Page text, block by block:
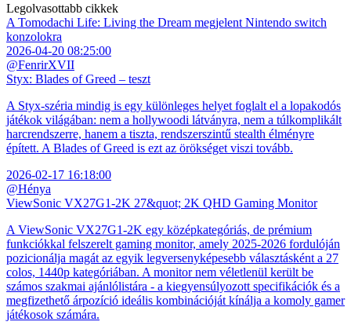
Legolvasottabb cikkek
A Tomodachi Life: Living the Dream megjelent Nintendo switch
konzolokra
2026-04-20 08:25:00
@FenrirXVII
Styx: Blades of Greed – teszt
A Styx-széria mindig is egy különleges helyet foglalt el a lopakodós
játékok világában: nem a hollywoodi látványra, nem a túlkomplikált
harcrendszerre, hanem a tiszta, rendszerszintű stealth élményre
épített. A Blades of Greed is ezt az örökséget viszi tovább.
2026-02-17 16:18:00
@Hénya
ViewSonic VX27G1-2K 27&quot; 2K QHD Gaming Monitor
A ViewSonic VX27G1-2K egy középkategóriás, de prémium
funkciókkal felszerelt gaming monitor, amely 2025-2026 fordulóján
pozicionálja magát az egyik legversenyképesebb választásként a 27
colos, 1440p kategóriában. A monitor nem véletlenül került be
számos szakmai ajánlólistára - a kiegyensúlyozott specifikációk és a
megfizethető árpozíció ideális kombinációját kínálja a komoly gamer
játékosok számára.